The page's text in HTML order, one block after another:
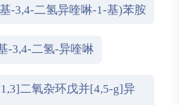
-3,4-二氢异喹啉-1-基)苯胺
-3,4-二氢-异喹啉
二氧杂环戊并[4,5-g]异